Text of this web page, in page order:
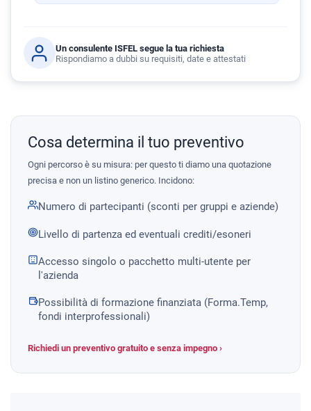
Un consulente ISFEL segue la tua richiesta
Rispondiamo a dubbi su requisiti, date e attestati
Cosa determina il tuo preventivo
Ogni percorso è su misura: per questo ti diamo una quotazione
precisa e non un listino generico. Incidono:
Numero di partecipanti (sconti per gruppi e aziende)
Livello di partenza ed eventuali crediti/esoneri
Accesso singolo o pacchetto multi-utente per
l'azienda
Possibilità di formazione finanziata (Forma.Temp,
fondi interprofessionali)
Richiedi un preventivo gratuito e senza impegno ›